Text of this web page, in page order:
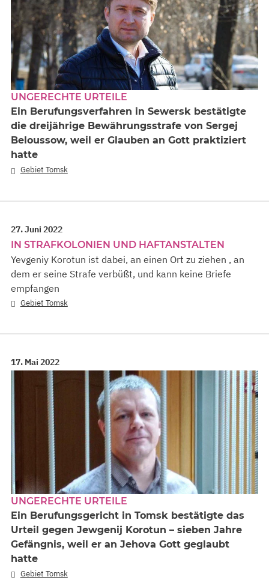
UNGERECHTE URTEILE
Ein Berufungsverfahren in Sewersk bestätigte
die dreijährige Bewährungsstrafe von Sergej
Beloussow, weil er Glauben an Gott praktiziert
hatte
Gebiet Tomsk
27. Juni 2022
IN STRAFKOLONIEN UND HAFTANSTALTEN
Yevgeniy Korotun ist dabei, an einen Ort zu ziehen , an
dem er seine Strafe verbüßt, und kann keine Briefe
empfangen
Gebiet Tomsk
17. Mai 2022
UNGERECHTE URTEILE
Ein Berufungsgericht in Tomsk bestätigte das
Urteil gegen Jewgenij Korotun – sieben Jahre
Gefängnis, weil er an Jehova Gott geglaubt
hatte
Gebiet Tomsk